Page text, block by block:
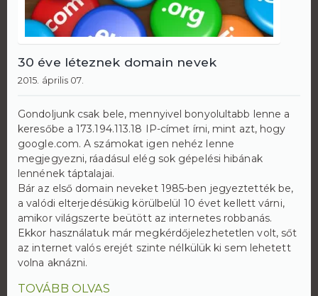
30 éve léteznek domain nevek
2015. április 07.
Gondoljunk csak bele, mennyivel bonyolultabb lenne a
keresőbe a 173.194.113.18 IP-címet írni, mint azt, hogy
google.com. A számokat igen nehéz lenne
megjegyezni, ráadásul elég sok gépelési hibának
lennének táptalajai.
Bár az első domain neveket 1985-ben jegyeztették be,
a valódi elterjedésükig körülbelül 10 évet kellett várni,
amikor világszerte beütött az internetes robbanás.
Ekkor használatuk már megkérdőjelezhetetlen volt, sőt
az internet valós erejét szinte nélkülük ki sem lehetett
volna aknázni.
TOVÁBB OLVAS